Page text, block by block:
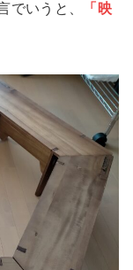
でいうと、
「映